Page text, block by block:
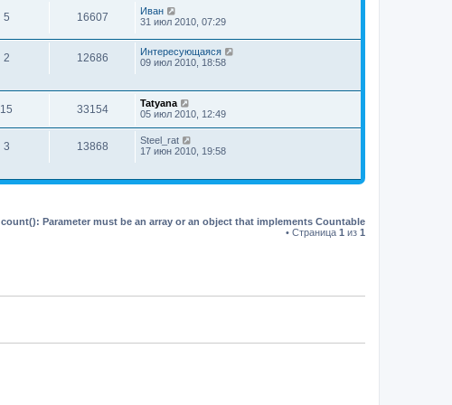
5 16607
Иван
31 июл 2010, 07:29
2 12686
Интересующаяся
09 июл 2010, 18:58
15 33154
Tatyana
05 июл 2010, 12:49
3 13868
Steel_rat
17 июн 2010, 19:58
count(): Parameter must be an array or an object that implements Countable
• Страница 1 из 1